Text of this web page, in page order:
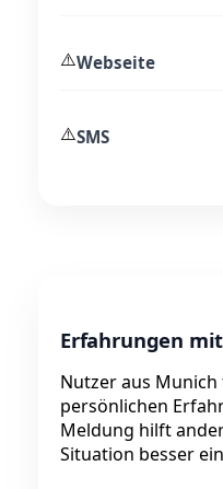
⚠️Webseite
⚠️SMS
Erfahrungen
Nutzer aus
persönlichen
Meldung hilft
Situation besser